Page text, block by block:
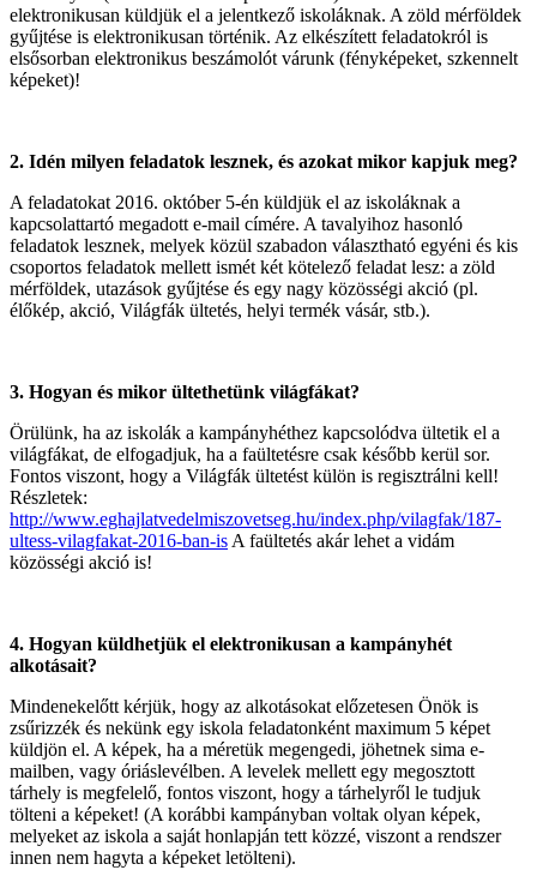
elektronikusan küldjük el a jelentkező iskoláknak. A zöld mérföldek
gyűjtése is elektronikusan történik. Az elkészített feladatokról is
elsősorban elektronikus beszámolót várunk (fényképeket, szkennelt
képeket)!
2. Idén milyen feladatok lesznek, és azokat mikor kapjuk meg?
A feladatokat 2016. október 5-én küldjük el az iskoláknak a
kapcsolattartó megadott e-mail címére. A tavalyihoz hasonló
feladatok lesznek, melyek közül szabadon választható egyéni és kis
csoportos feladatok mellett ismét két kötelező feladat lesz: a zöld
mérföldek, utazások gyűjtése és egy nagy közösségi akció (pl.
élőkép, akció, Világfák ültetés, helyi termék vásár, stb.).
3. Hogyan és mikor ültethetünk világfákat?
Örülünk, ha az iskolák a kampányhéthez kapcsolódva ültetik el a
világfákat, de elfogadjuk, ha a faültetésre csak később kerül sor.
Fontos viszont, hogy a Világfák ültetést külön is regisztrálni kell!
Részletek:
http://www.eghajlatvedelmiszovetseg.hu/index.php/vilagfak/187-
ultess-vilagfakat-2016-ban-is A faültetés akár lehet a vidám
közösségi akció is!
4. Hogyan küldhetjük el elektronikusan a kampányhét
alkotásait?
Mindenekelőtt kérjük, hogy az alkotásokat előzetesen Önök is
zsűrizzék és nekünk egy iskola feladatonként maximum 5 képet
küldjön el. A képek, ha a méretük megengedi, jöhetnek sima e-
mailben, vagy óriáslevélben. A levelek mellett egy megosztott
tárhely is megfelelő, fontos viszont, hogy a tárhelyről le tudjuk
tölteni a képeket! (A korábbi kampányban voltak olyan képek,
melyeket az iskola a saját honlapján tett közzé, viszont a rendszer
innen nem hagyta a képeket letölteni).